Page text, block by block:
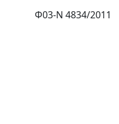
Ф03-N 4834/2011